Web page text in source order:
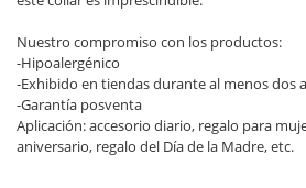
Nuestro compromiso con los productos:
-Hipoalergénico
-Exhibido en tiendas durante al menos dos
-Garantía posventa
Aplicación: accesorio diario, regalo para
aniversario, regalo del Día de la Madre, etc.